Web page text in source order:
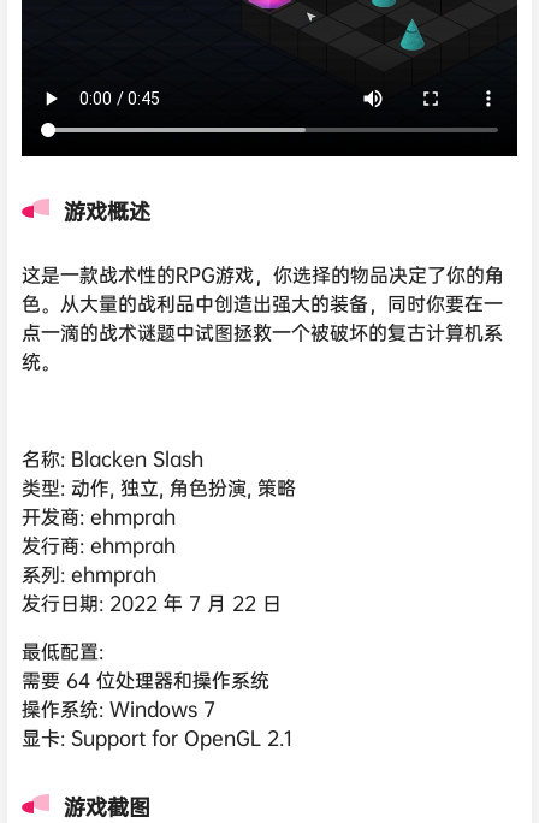
游戏概述
这是一款战术性的RPG游戏，你选择的物品决定了你的角
色。从大量的战利品中创造出强大的装备，同时你要在一
点一滴的战术谜题中试图拯救一个被破坏的复古计算机系
统。
名称: Blacken Slash
类型: 动作, 独立, 角色扮演, 策略
开发商: ehmprah
发行商: ehmprah
系列: ehmprah
发行日期: 2022 年 7 月 22 日
最低配置:
需要 64 位处理器和操作系统
操作系统: Windows 7
显卡: Support for OpenGL 2.1
游戏截图